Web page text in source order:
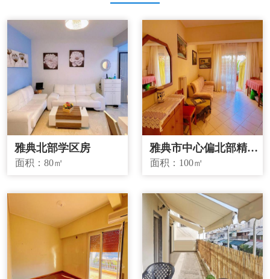
雅典北部学区房
面积：80㎡
雅典市中心偏北部精品
投资房源
面积： 100㎡